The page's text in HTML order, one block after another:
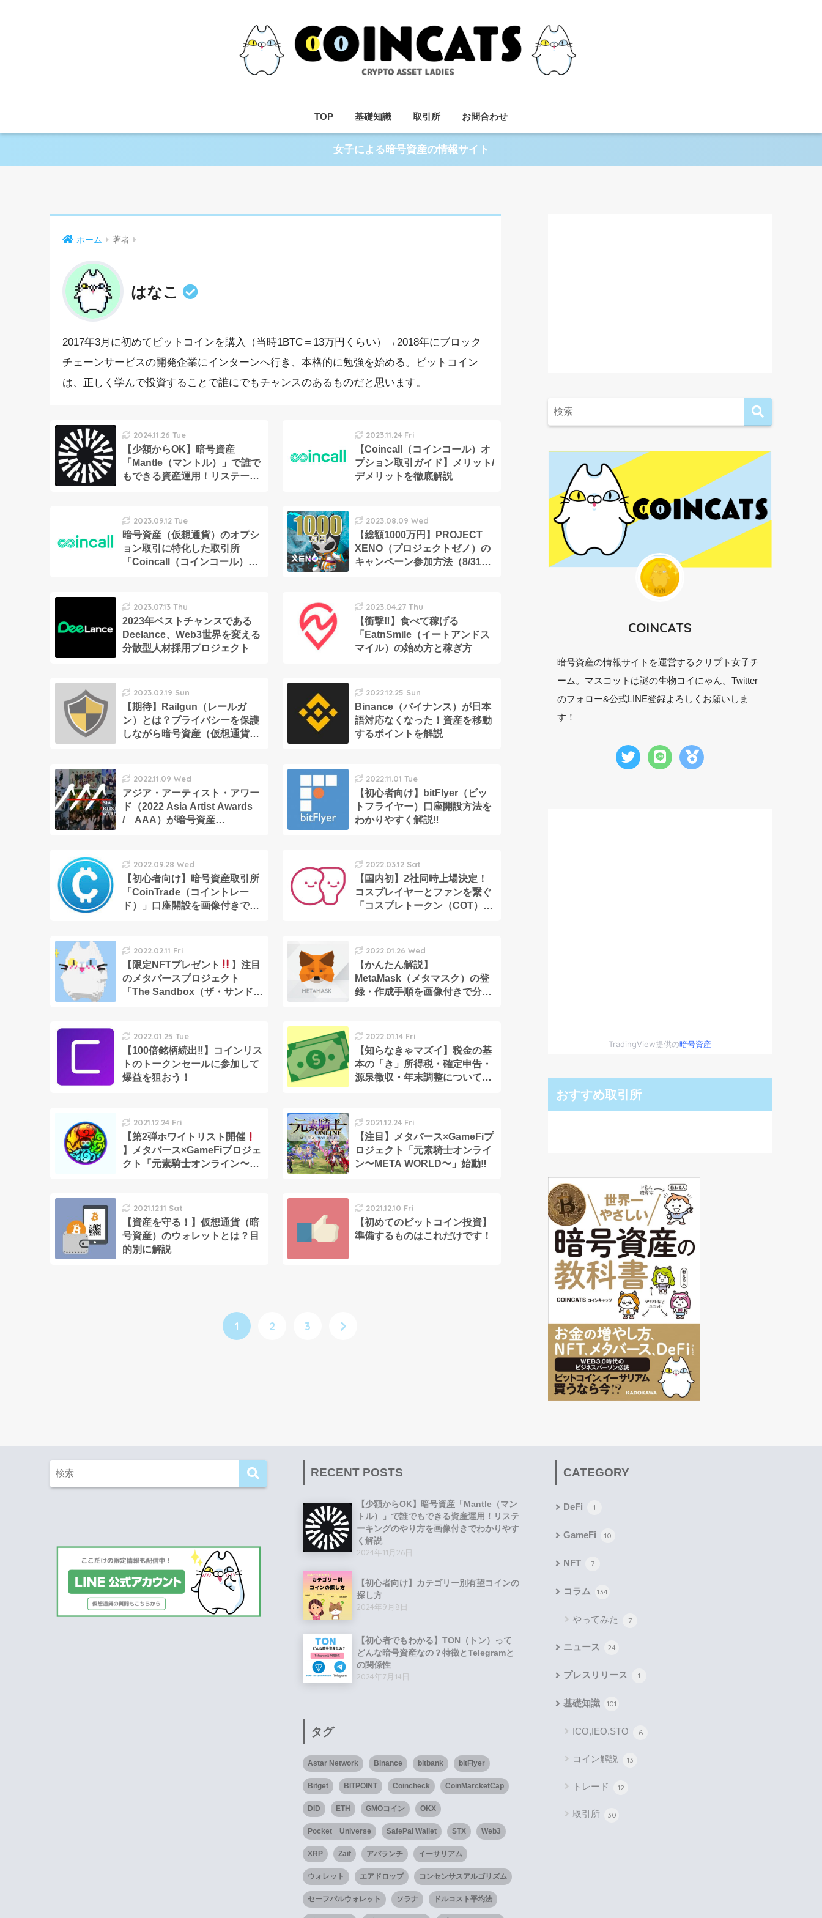
TOP 基礎知識 取引所 お問合わせ
女子による暗号資産の情報サイト
ホーム 著者
はなこ
2017年3月に初めてビットコインを購入（当時1BTC＝13万円くらい）→2018年にブロック
チェーンサービスの開発企業にインターンへ行き、本格的に勉強を始める。ビットコイン
は、正しく学んで投資することで誰にでもチャンスのあるものだと思います。
2024.11.26 Tue
【少額からOK】暗号資産
「Mantle（マントル）」で誰で
もできる資産運用！リステーキ
2023.11.24 Fri
【Coincall（コインコール）オ
プション取引ガイド】メリット/
デメリットを徹底解説
2023.09.12 Tue
暗号資産（仮想通貨）のオプシ
ョン取引に特化した取引所
「Coincall（コインコール）」
2023.08.09 Wed
【総額1000万円】PROJECT
XENO（プロジェクトゼノ）の
キャンペーン参加方法（8/31ま
2023.07.13 Thu
2023年ベストチャンスである
Deelance、Web3世界を変える
分散型人材採用プロジェクト
2023.04.27 Thu
【衝撃‼︎】食べて稼げる
「EatnSmile（イートアンドス
マイル）の始め方と稼ぎ方
2023.02.19 Sun
【期待】Railgun（レールガ
ン）とは？プライバシーを保護
しながら暗号資産（仮想通貨）
2022.12.25 Sun
Binance（バイナンス）が日本
語対応なくなった！資産を移動
するポイントを解説
2022.11.09 Wed
アジア・アーティスト・アワー
ド（2022 Asia Artist Awards
/ AAA）が暗号資産
2022.11.01 Tue
【初心者向け】bitFlyer（ビッ
トフライヤー）口座開設方法を
わかりやすく解説‼︎
2022.09.28 Wed
【初心者向け】暗号資産取引所
「CoinTrade（コイントレー
ド）」口座開設を画像付きで解
2022.03.12 Sat
【国内初】2社同時上場決定！
コスプレイヤーとファンを繋ぐ
「コスプレトークン（COT）」
2022.02.11 Fri
【限定NFTプレゼント
】注目
のメタバースプロジェクト
「The Sandbox（ザ・サンドボ
の受付は2月16日まで）
2022.01.26 Wed
【かんたん解説】
MetaMask（メタマスク）の登
録・作成手順を画像付きで分か
2022.01.25 Tue
【100倍銘柄続出‼︎】コインリス
トのトークンセールに参加して
爆益を狙おう！
2022.01.14 Fri
【知らなきゃマズイ】税金の基
本の「き」所得税・確定申告・
源泉徴収・年末調整について解
2021.12.24 Fri
【第2弾ホワイトリスト開催
】メタバース×GameFiプロジェ
クト「元素騎士オンライン〜
2021.12.24 Fri
【注目】メタバース×GameFiプ
ロジェクト「元素騎士オンライ
ン〜META WORLD〜」始動‼︎
2021.12.11 Sat
【資産を守る！】仮想通貨（暗
号資産）のウォレットとは？目
的別に解説
2021.12.10 Fri
【初めてのビットコイン投資】
準備するものはこれだけです！
1 2 3
COINCATS
暗号資産の情報サイトを運営するクリプト女子チ
ーム。マスコットは謎の生物コイにゃん。Twitter
のフォロー&公式LINE登録よろしくお願いしま
す！
TradingView提供の暗号資産
おすすめ取引所
RECENT POSTS
【少額からOK】暗号資産「Mantle（マン
トル）」で誰でもできる資産運用！リステ
ーキングのやり方を画像付きでわかりやす
く解説
2024年11月26日
【初心者向け】カテゴリー別有望コインの
探し方
2024年9月8日
【初心者でもわかる】TON（トン）って
どんな暗号資産なの？特徴とTelegramと
の関係性
2024年7月14日
タグ
Astar Network Binance bitbank bitFlyer
Bitget BITPOINT Coincheck CoinMarcketCap
DID ETH GMOコイン OKX
Pocket Universe SafePal Wallet STX Web3
XRP Zaif アバランチ イーサリアム
ウォレット エアドロップ コンセンサスアルゴリズム
セーフパルウォレット ソラナ ドルコスト平均法
CATEGORY
DeFi 1
GameFi 10
NFT 7
コラム 134
やってみた 7
ニュース 24
プレスリリース 1
基礎知識 101
ICO,IEO.STO 6
コイン解説 13
トレード 12
取引所 30